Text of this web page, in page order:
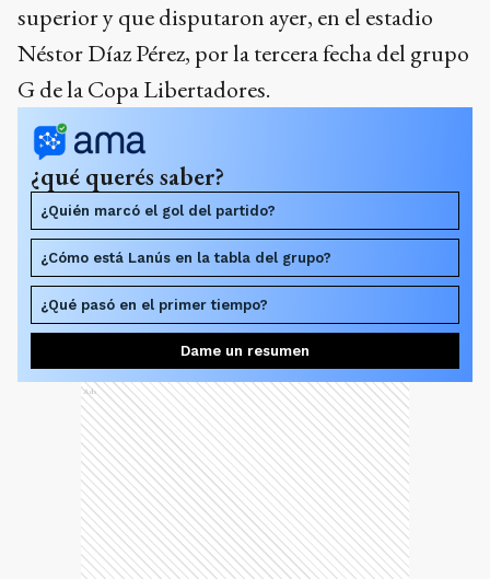
superior y que disputaron ayer, en el estadio
Néstor Díaz Pérez, por la tercera fecha del grupo
G de la Copa Libertadores.
¿qué querés saber?
¿Quién marcó el gol del partido?
¿Cómo está Lanús en la tabla del grupo?
¿Qué pasó en el primer tiempo?
Dame un resumen
Ads